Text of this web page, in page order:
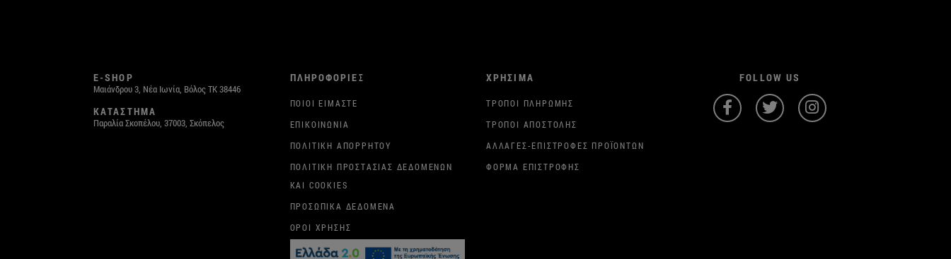
E-SHOP
Μαιάνδρου 3, Νέα Ιωνία, Βόλος ΤΚ 38446
ΚΑΤΑΣΤΗΜΑ
Παραλία Σκοπέλου, 37003, Σκόπελος
ΠΛΗΡΟΦΟΡΙΕΣ
ΠΟΙΟΙ ΕΊΜΑΣΤΕ
ΕΠΙΚΟΙΝΩΝΊΑ
ΠΟΛΙΤΙΚΉ ΑΠΟΡΡΉΤΟΥ
ΠΟΛΙΤΙΚΉ ΠΡΟΣΤΑΣΊΑΣ ΔΕΔΟΜΈΝΩΝ
ΚΑΙ COOKIES
ΠΡΟΣΩΠΙΚΆ ΔΕΔΟΜΈΝΑ
ΌΡΟΙ ΧΡΉΣΗΣ
ΧΡΗΣΙΜΑ
ΤΡΌΠΟΙ ΠΛΗΡΩΜΉΣ
ΤΡΌΠΟΙ ΑΠΟΣΤΟΛΉΣ
ΑΛΛΑΓΈΣ-ΕΠΙΣΤΡΟΦΈΣ ΠΡΟΪΌΝΤΩΝ
ΦΌΡΜΑ ΕΠΙΣΤΡΟΦΉΣ
FOLLOW US